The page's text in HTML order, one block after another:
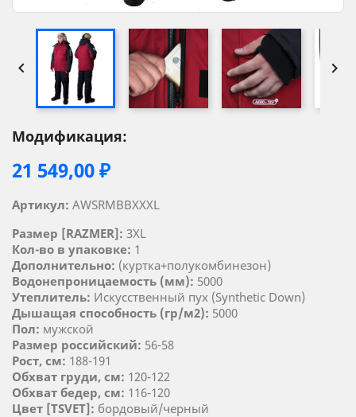
 
Модификация:
21 549,00 ₽
Артикул: AWSRMBBXXXL
Размер [RAZMER]: 3XL
Кол-во в упаковке: 1
Дополнительно: (куртка+полукомбинезон)
Водонепроницаемость (мм): 5000
Утеплитель: Искусственный пух (Synthetic Down)
Дышащая способность (гр/м2): 5000
Пол: мужской
Размер российский: 56-58
Рост, см: 188-191
Обхват груди, см: 120-122
Обхват бедер, см: 116-120
Цвет [TSVET]: бордовый/черный